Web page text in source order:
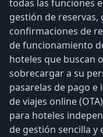
todas las funciones
gestión de reservas,
confirmaciones de
de funcionamiento
hoteles que buscan
sobrecargar a su
pasarelas de pago
de viajes online
para hoteles
de gestión sencilla y